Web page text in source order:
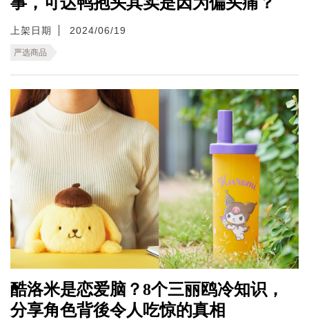
上架日期 2024/06/19
严选商品
酷洛米是恋爱脑？8个三丽鸥冷知识，
分享角色背後令人吃惊的真相